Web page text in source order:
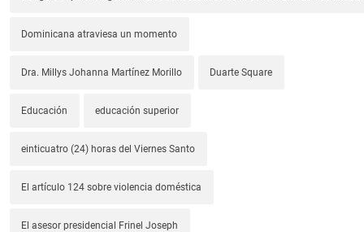
Dominicana atraviesa un momento
Dra. Millys Johanna Martínez Morillo Duarte Square
Educación educación superior
einticuatro (24) horas del Viernes Santo
El artículo 124 sobre violencia doméstica
El asesor presidencial Frinel Joseph